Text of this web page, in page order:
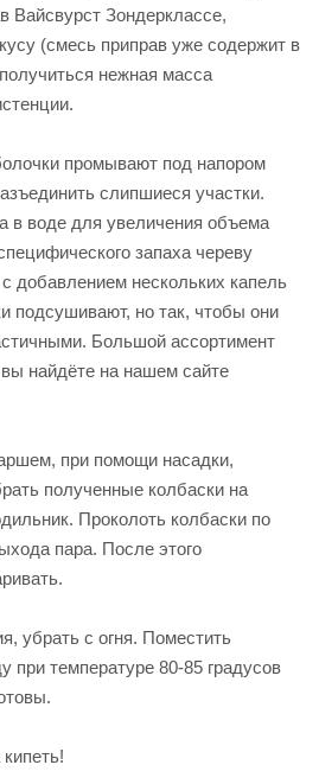
Вайсвурст Зондерклассе,
(смесь приправ уже содержит в
нежная масса
промывают под напором
слипшиеся участки.
в воде для увеличения объема
запаха череву
добавлением нескольких капель
подсушивают, но так, чтобы они
Большой ассортимент
найдёте на нашем сайте
при помощи насадки,
полученные колбаски на
Проколоть колбаски по
пара. После этого
убрать с огня. Поместить
при температуре 80-85 градусов